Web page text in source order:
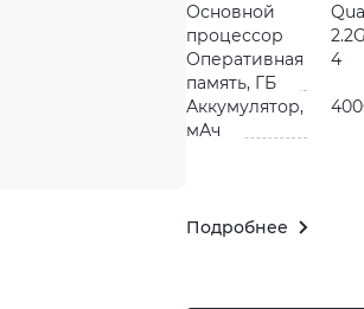
Основной
процессор
Оперативная
память, ГБ
4
Аккумулятор,
мАч
Подробнее